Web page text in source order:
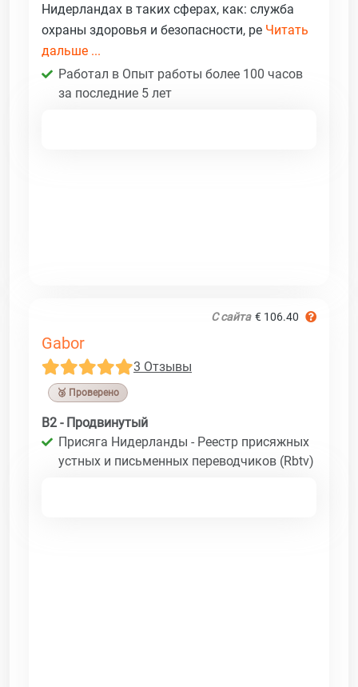
Нидерландах в таких сферах, как: служба
охраны здоровья и безопасности, ре Читать
дальше ...
Работал в Опыт работы более 100 часов
за последние 5 лет
С сайта € 106.40
Gabor
3 Отзывы
🥉 Проверено
B2 - Продвинутый
Присяга Нидерланды - Реестр присяжных
устных и письменных переводчиков (Rbtv)